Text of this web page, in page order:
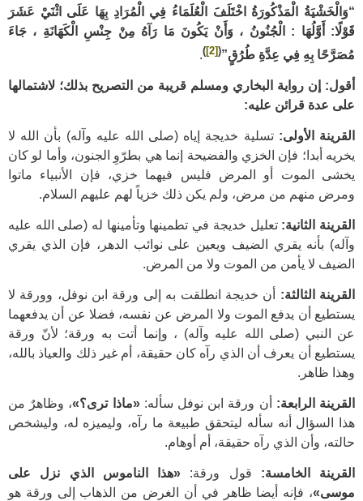
“وَالْخَشْيَةُ الْمَذْكُورَةُ اخْتَلَفَ الْعُلَمَاءُ فِي الْمُرَادِ بِهَا عَلَى اثْنَيْ عَشَرَ
قَوْلًا: أَوَّلُهَا : الْجُنُونُ ، وَأَنْ يَكُونَ مَا رَآهُ مِنْ جِنْسِ الْكَهَانَةِ ، جَاءَ
مُصَرَّحًا بِهِ فِي عِدَّةِ طُرُقٍ”(
[2]
)
.
أقول: إن رواية البخاري ومسلم قريبة من التصريح بذلك؛ لاشتمالها
على عدة قرائن عليه:
القرينة الأولى: تسلية خديجة إياه (صلى الله عليه وآله) بأن الله لا
يخريه أبدا؛ فإن الخزي والفضيحة إنما هي بطرّوِ الجنون، وأما لو كان
يخشى الموت أو المرض فليس فيهما خزي، فإن الأنبياء ماتوا
ومرض منهم من مرض، ولم يكن ذلك خزياً لهم عليهم السلام.
القرينة الثانية: تعليل خديجة في تطمينها وتأمينها له (صلى الله عليه
وآله) بأنه يقري الضيف ويعين على نوائب الدهر، فإن الذي يقري
الضيف لا يأمن من الموت ولا من المرض.
القرينة الثالثة: أن خديجة انطلقت به إلى ورقة ابن نوفل، وورقة لا
يستطيع أن يدفع الموت ولا المرض عن نفسه، فضلا عن أن يدفعهما
عن النبي (صلى الله عليه وآله) ، وإنما أتت به ورقة؛ لأنّ ورقة
يستطيع أن يعرف أن الذي رآه كان حقيقة، أم غير ذلك والعياذ بالله،
وهذا ظاهر.
القرينة الرابعة: أن ورقة ابن نوفل سأله:«ماذا ترى؟»، وظاهرٌ من
هذا السؤال أنه سأله ليتحقق طبيعة ما رآه، وليميزه له، وليشخص
حالته، وأن الذي رآه حقيقة، أم أوهام.
القرينة الخامسة: قول ورقة: «هذا الناموس الذي نزل على
موسى»، فإنه أيضا ظاهر في أن الغرض من الذهاب إلى ورقة هو